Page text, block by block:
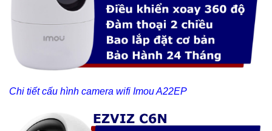
Chi tiết cấu hình camera wifi Imou A22EP